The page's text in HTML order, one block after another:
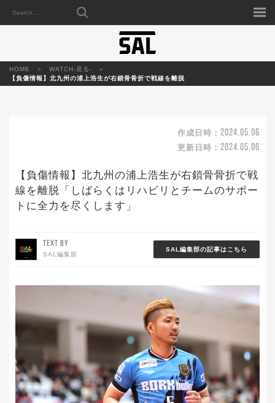
HOME
WATCH-見る-
【負傷情報】北九州の浦上浩生が右鎖骨骨折で戦線を離脱
作成日時： 2024.05.06
更新日時： 2024.05.06
【負傷情報】北九州の浦上浩生が右鎖骨骨折で戦
線を離脱「しばらくはリハビリとチームのサポー
トに全力を尽くします」
TEXT BY
SAL編集部
SAL編集部の記事はこちら